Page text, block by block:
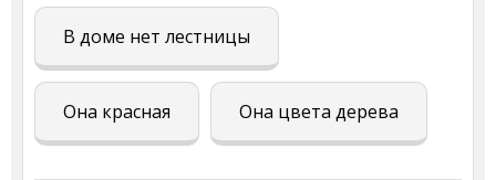
В доме нет лестницы
Она красная Она цвета дерева